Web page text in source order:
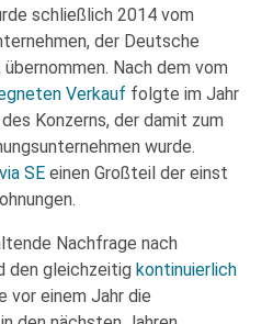
schließlich 2014 vom
der Deutsche
Nach dem vom
Verkauf folgte im Jahr
Konzerns, der damit zum
wurde.
SE einen Großteil der einst
Nachfrage nach
den gleichzeitig kontinuierlich
vor einem Jahr die